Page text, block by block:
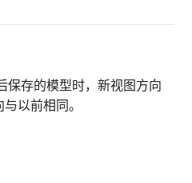
保存的模型时，新视图方向
以前相同。